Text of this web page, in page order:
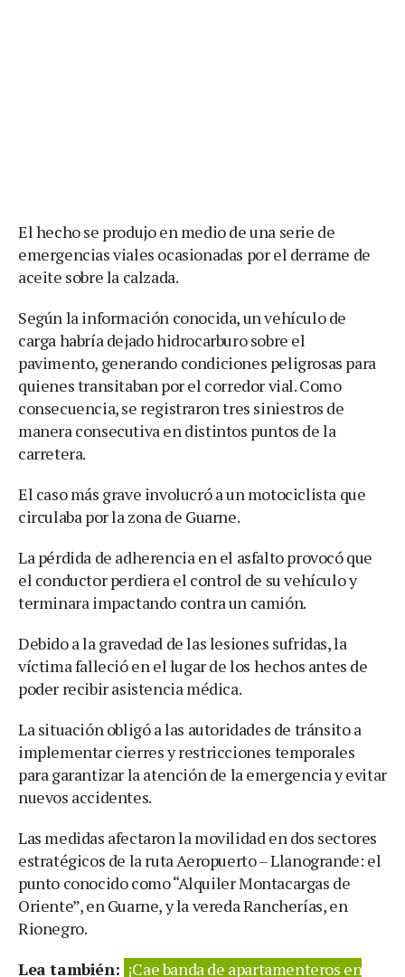
El hecho se produjo en medio de una serie de
emergencias viales ocasionadas por el derrame de
aceite sobre la calzada.
Según la información conocida, un vehículo de
carga habría dejado hidrocarburo sobre el
pavimento, generando condiciones peligrosas para
quienes transitaban por el corredor vial. Como
consecuencia, se registraron tres siniestros de
manera consecutiva en distintos puntos de la
carretera.
El caso más grave involucró a un motociclista que
circulaba por la zona de Guarne.
La pérdida de adherencia en el asfalto provocó que
el conductor perdiera el control de su vehículo y
terminara impactando contra un camión.
Debido a la gravedad de las lesiones sufridas, la
víctima falleció en el lugar de los hechos antes de
poder recibir asistencia médica.
La situación obligó a las autoridades de tránsito a
implementar cierres y restricciones temporales
para garantizar la atención de la emergencia y evitar
nuevos accidentes.
Las medidas afectaron la movilidad en dos sectores
estratégicos de la ruta Aeropuerto – Llanogrande: el
punto conocido como “Alquiler Montacargas de
Oriente”, en Guarne, y la vereda Rancherías, en
Rionegro.
Lea también: ¡Cae banda de apartamenteros en